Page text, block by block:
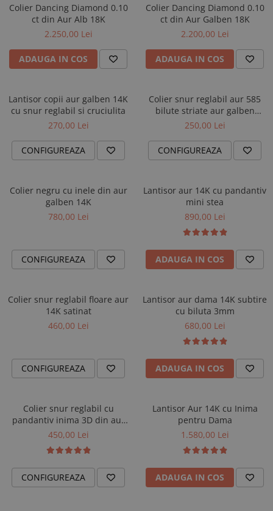
ARGINT
Colier Dancing Diamond 0.10
ct din Aur Alb 18K
2.250,00 Lei
ADAUGA IN COS
Colier Dancing Diamond 0.10
ct din Aur Galben 18K
2.200,00 Lei
ADAUGA IN COS
Lantisor copii aur galben 14K
cu snur reglabil si cruciulita
270,00 Lei
CONFIGUREAZA
Colier snur reglabil aur 585
bilute striate aur galben
minimalist dama
250,00 Lei
CONFIGUREAZA
Colier negru cu inele din aur
galben 14K
780,00 Lei
CONFIGUREAZA
Lantisor aur 14K cu pandantiv
mini stea
890,00 Lei
ADAUGA IN COS
Colier snur reglabil floare aur
14K satinat
460,00 Lei
CONFIGUREAZA
Lantisor aur dama 14K subtire
cu biluta 3mm
680,00 Lei
ADAUGA IN COS
Colier snur reglabil cu
pandantiv inima 3D din aur
galben 14K (585)
450,00 Lei
CONFIGUREAZA
Lantisor Aur 14K cu Inima
pentru Dama
1.580,00 Lei
ADAUGA IN COS